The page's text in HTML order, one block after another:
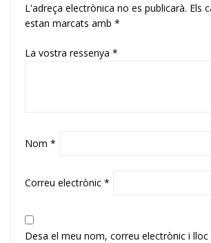
L'adreça electrònica no es publicarà. Els
estan marcats amb *
La vostra ressenya *
Nom *
Correu electrònic *
Desa el meu nom, correu electrònic i